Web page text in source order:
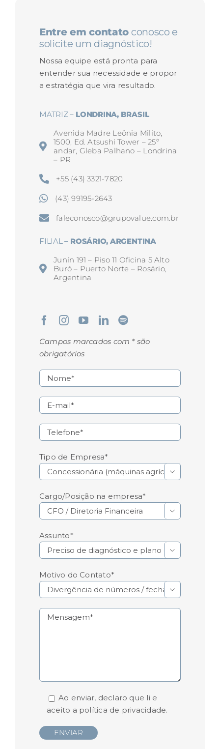
Entre em contato conosco e
solicite um diagnóstico!
Nossa equipe está pronta para
entender sua necessidade e propor
a estratégia que vira resultado.
MATRIZ – LONDRINA, BRASIL
Avenida Madre Leônia Milito,
1500, Ed. Atsushi Tower – 25º
andar, Gleba Palhano – Londrina
– PR
+55 (43) 3321-7820
(43) 99195-2643
faleconosco@grupovalue.com.br
FILIAL – ROSÁRIO, ARGENTINA
Junín 191 – Piso 11 Oficina 5 Alto
Buró – Puerto Norte – Rosário,
Argentina
Campos marcados com * são
obrigatórios
Tipo de Empresa*

Cargo/Posição na empresa*

Assunto*

Motivo do Contato*

Ao enviar, declaro que li e
aceito a política de privacidade.